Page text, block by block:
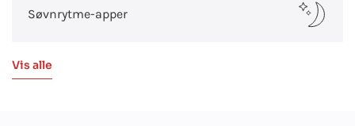
Søvnrytme-apper
Vis alle